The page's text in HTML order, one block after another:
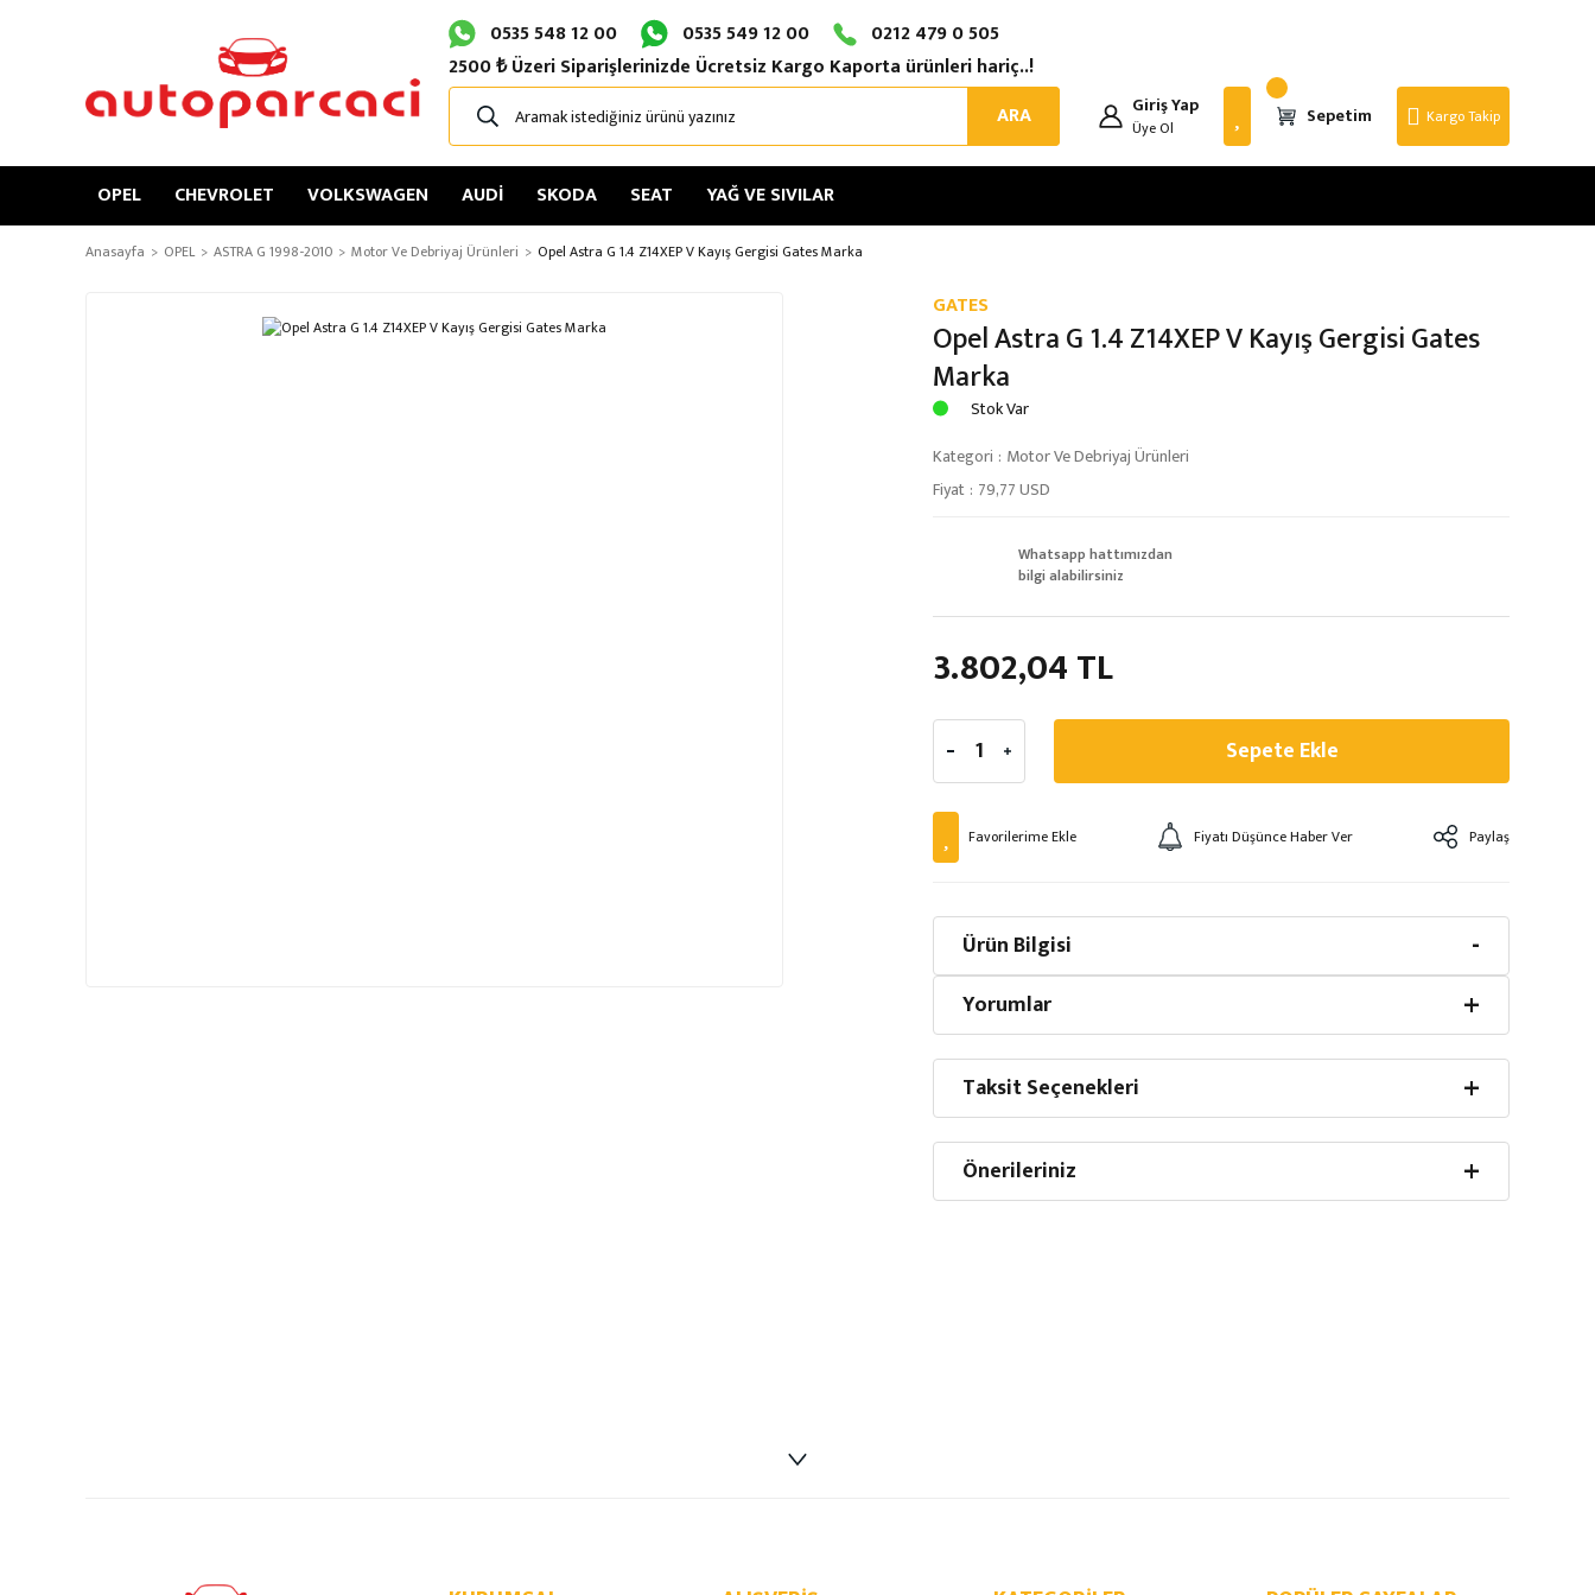
0535 548 12 00 0535 549 12 00
0212 479 0 505
2500 ₺ Üzeri Siparişlerinizde Ücretsiz Kargo Kaporta ürünleri hariç..!
ARA
Giriş Yap
Üye Ol Sepetim Kargo Takip
OPEL CHEVROLET VOLKSWAGEN AUDİ SKODA SEAT YAĞ VE SIVILAR
Anasayfa OPEL ASTRA G 1998-2010 Motor Ve Debriyaj Ürünleri Opel Astra G 1.4 Z14XEP V Kayış Gergisi Gates Marka
GATES
Opel Astra G 1.4 Z14XEP V Kayış Gergisi Gates
Marka
Stok Var
Kategori Motor Ve Debriyaj Ürünleri
Fiyat 79,77 USD
Whatsapp hattımızdan
bilgi alabilirsiniz
3.802,04 TL
Sepete Ekle
Fiyatı Düşünce Haber Ver Paylaş
Ürün Bilgisi
Yorumlar
Taksit Seçenekleri
Önerileriniz